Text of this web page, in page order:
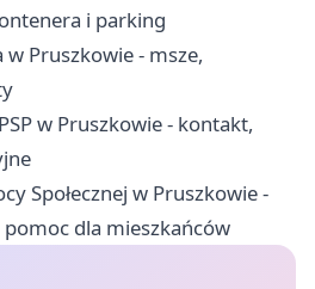
i parking
Pruszkowie - msze,
w Pruszkowie - kontakt,
Społecznej w Pruszkowie -
dla mieszkańców